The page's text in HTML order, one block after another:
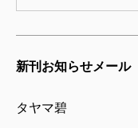
新刊お知らせメール
タヤマ碧